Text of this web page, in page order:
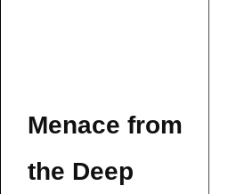
Menace from
the Deep